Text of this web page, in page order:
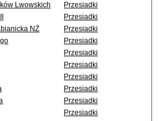
Lwowskich
Przesiadki
Przesiadki
NŻ
Przesiadki
Przesiadki
Przesiadki
Przesiadki
Przesiadki
Przesiadki
Przesiadki
Przesiadki